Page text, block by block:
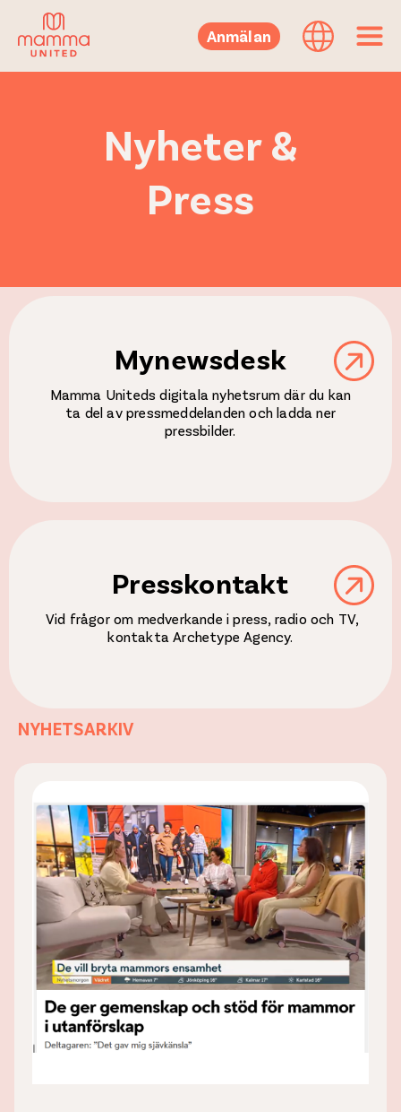
Anmälan
Nyheter &
Press
Mynewsdesk
Mamma Uniteds digitala nyhetsrum där du kan
ta del av pressmeddelanden och ladda ner
pressbilder.
Presskontakt
Vid frågor om medverkande i press, radio och TV,
kontakta Archetype Agency.
NYHETSARKIV